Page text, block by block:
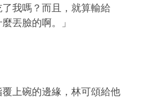
我嗎？而且，就算輸給
丟臉的啊。」
上碗的邊緣，林可頌給他